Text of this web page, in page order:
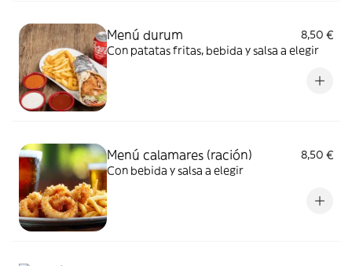
Menú durum
8,50 €
Con patatas fritas, bebida y salsa a elegir
Menú calamares (ración)
8,50 €
Con bebida y salsa a elegir